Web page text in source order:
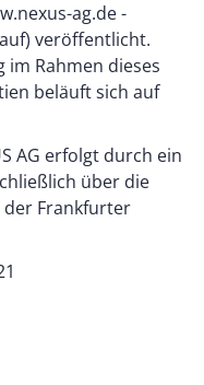
ag.de -
veröffentlicht.
im Rahmen dieses
beläuft sich auf
AG erfolgt durch ein
über die
der Frankfurter